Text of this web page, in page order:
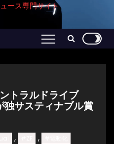
ース専門サイト
トラルドライブ
独サスティナブル賞
, ,